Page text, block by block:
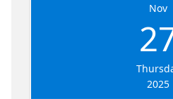
Nov
2025